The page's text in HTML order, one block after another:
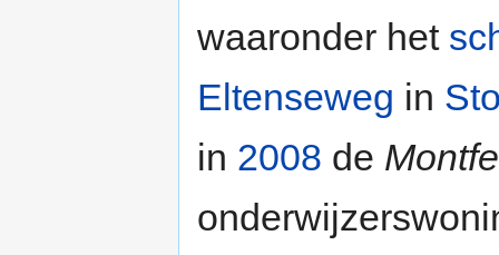
waaronder het
Eltenseweg in
in 2008 de